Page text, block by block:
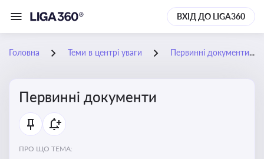
ВХІД ДО LIGA360
Головна Теми в центрі уваги Первинні документи
Первинні документи
ПРО ЩО ТЕМА: